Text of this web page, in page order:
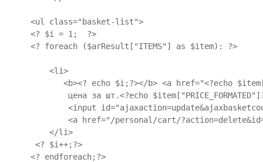
<ul class="basket-list">
<? $i = 1;  ?>
<? foreach ($arResult["ITEMS"] as $item): ?>
<li>
<b><? echo $i;?></b> <a href="<?echo
цена за шт.<?echo
<input
<a href="/personal/cart/
</li>
<? $i++;?>
<? endforeach;?>